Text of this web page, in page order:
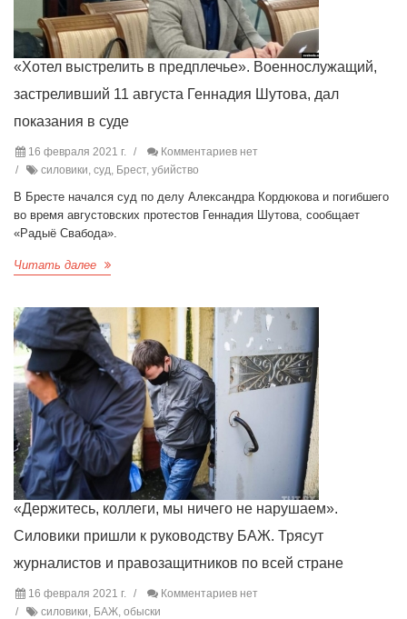
«Хотел выстрелить в предплечье». Военнослужащий,
застреливший 11 августа Геннадия Шутова, дал
показания в суде
16 февраля 2021 г.
Комментариев нет
силовики, суд, Брест, убийство
В Бресте начался суд по делу Александра Кордюкова и погибшего
во время августовских протестов Геннадия Шутова, сообщает
«Радыё Свабода».
Читать далее
«Держитесь, коллеги, мы ничего не нарушаем».
Силовики пришли к руководству БАЖ. Трясут
журналистов и правозащитников по всей стране
16 февраля 2021 г.
Комментариев нет
силовики, БАЖ, обыски